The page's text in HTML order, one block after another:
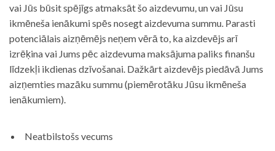
vai Jūs būsit spējīgs atmaksāt šo aizdevumu, un vai Jūsu
ikmēneša ienākumi spēs nosegt aizdevuma summu. Parasti
potenciālais aizņēmējs neņem vērā to, ka aizdevējs arī
izrēķina vai Jums pēc aizdevuma maksājuma paliks finanšu
līdzekļi ikdienas dzīvošanai. Dažkārt aizdevējs piedāvā Jums
aizņemties mazāku summu (piemērotāku Jūsu ikmēneša
ienākumiem).
Neatbilstošs vecums